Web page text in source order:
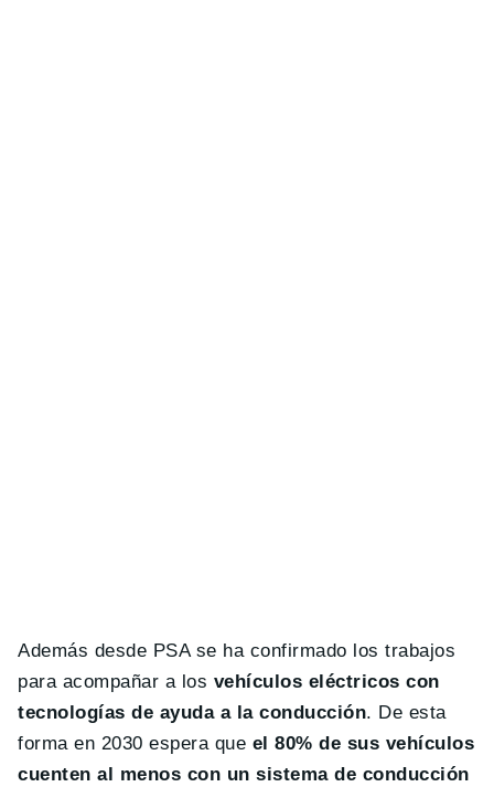
Además desde PSA se ha confirmado los trabajos
para acompañar a los vehículos eléctricos con
tecnologías de ayuda a la conducción. De esta
forma en 2030 espera que el 80% de sus vehículos
cuenten al menos con un sistema de conducción